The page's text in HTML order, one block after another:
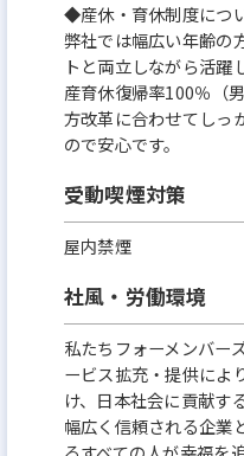
◆産休・育休制度につ
弊社では幅広い年齢の
トと両立しながら活躍
産育休復帰率100％（
方改革に合わせてしっ
ので安心です。
受動喫煙対策
屋内禁煙
社風・労働環境
私たちフォーメンバー
ービス拡充・提供によ
け、日本社会に貢献す
幅広く信頼される企業